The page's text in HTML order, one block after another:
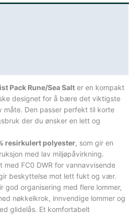
Pack Rune/Sea Salt er en kompakt
designet for å bære det viktigste
måte. Den passer perfekt til korte
der du ønsker en lett og
resirkulert polyester, som gir en
med lav miljøpåvirkning.
med FC0 DWR for vannavvisende
beskyttelse mot lett fukt og vær.
god organisering med flere lommer,
nøkkelkrok, innvendige lommer og
glidelås. Et komfortabelt